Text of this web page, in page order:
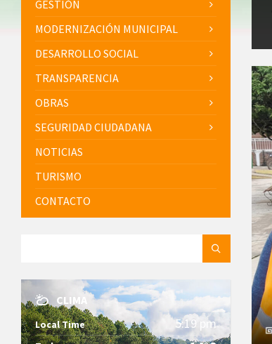
GESTIÓN
MODERNIZACIÓN MUNICIPAL
DESARROLLO SOCIAL
TRANSPARENCIA
OBRAS
SEGURIDAD CIUDADANA
NOTICIAS
TURISMO
CONTACTO
CLIMA
Local Time 5:19 pm